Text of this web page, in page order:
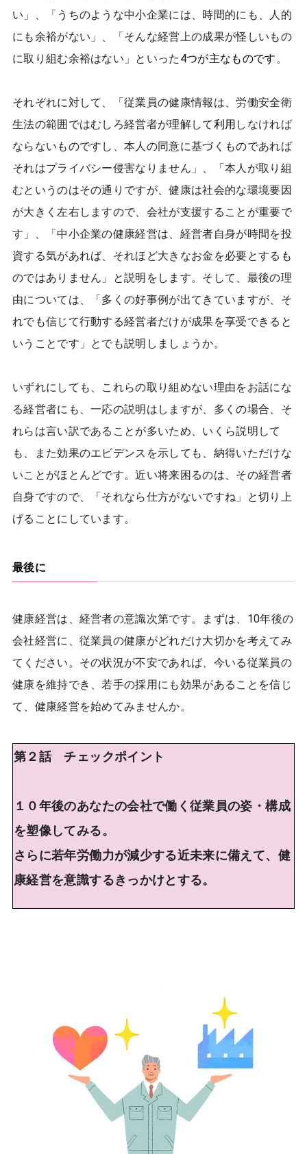
い」、「うちのような中小企業には、時間的にも、人的
にも余裕がない」、「そんな経営上の成果が怪しいもの
に取り組む余裕はない」といった 4つが主なものです。
それぞれに対して、「従業員の健康情報は、労働安全衛
生法の範囲ではむしろ経営者が理解して利用 しなければ
ならないものですし、本人の同意に基づくものであれば
それはプライバシー侵害なりません」、「本人が取り組
むというのはその通りですが、健康は社会的な環境要因
が大きく左右しますので、会社が支援することが重要で
す」、「中小企業の健康経営は、経営者自身が時間を投
資する気があれば、それほど大きなお金を必要とするも
のではありません」と説明をします。そして、最後の理
由については、「多くの好事例が出てきていますが、そ
れでも信じて行動する経営者だけが成果を享受できると
いうことです」とでも説明しましょうか。
いずれにしても、これらの取り組めない理由をお話にな
る経営者にも、一応の説明はしますが、多くの場合、そ
れらは言い訳であることが多いため、いくら説明して
も、また効果のエビデンスを示しても、納得いただけな
いことがほとんどです。近い将来困るのは、その経営者
自身ですので、「それなら仕方がないですね」と切り上
げることにしています。
最後に
健康経営は、経営者の意識次第です。まずは、10年後の
会社経営に、従業員の健康がどれだけ大切かを考えてみ
てください。その状況が不安であれば、今いる従業員の
健康を維持でき、若手の採用にも効果があることを信じ
て、健康経営を始めてみませんか。
第２話 チェックポイント
１０年後のあなたの会社で働く従業員の姿・構成
を塑像してみる。
さらに若年労働力が減少する近未来に備えて、健
康経営を意識するきっかけとする。